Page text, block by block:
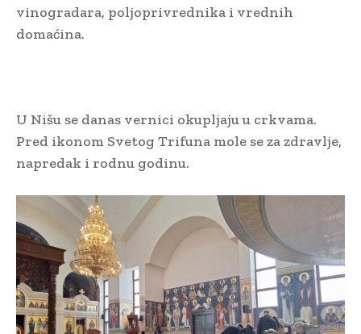
vinogradara, poljoprivrednika i vrednih
domaćina.
U Nišu se danas vernici okupljaju u crkvama.
Pred ikonom Svetog Trifuna mole se za zdravlje,
napredak i rodnu godinu.